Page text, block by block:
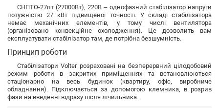
СНПТО-27пт (27000Вт), 220В – однофазний стабілізатор напруги
потужністю 27 кВт підвищеної точності. У складі стабілізатора
немає механічних елементів, у тому числі вентилятора
(організовано конвекційне охолодження). Це дозволить вам
експлуатувати стабілізатор там, де потрібна безшумність.
Принцип роботи
Стабілізатори Volter розраховані на безперервний цілодобовий
режим роботи в закритих приміщеннях та встановлюються
стаціонарно на весь будинок (квартиру, офіс, виробниче
обладнання). Підключається за допомогою клемника, в розрив
фази на введенні відразу після лічильника.